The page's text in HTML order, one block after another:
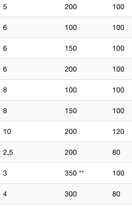
5 200 100
6 100 100
6 150 100
6 200 100
8 100 100
8 150 100
10 200 120
2,5 200 80
3 350 ** 100
4 300 80